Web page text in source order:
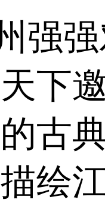
强
下
古
绘